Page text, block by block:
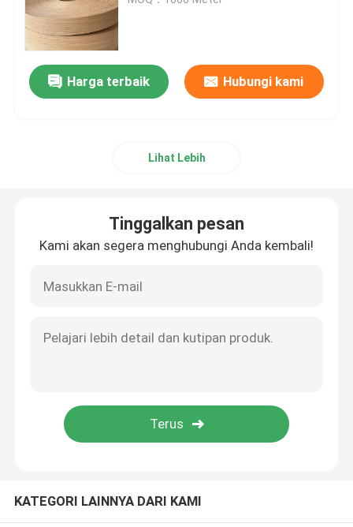
Veneer Kayu Alami
Veneer kayu yang direkayasa
Banding Tepi Kayu
Kayu Lapis Veneer Kayu Keras
Papan Kayu MDF
Papan Sambungan Jari Kayu Karet
Harga terbaik Hubungi kami
Lihat Lebih
Tinggalkan pesan
Kami akan segera menghubungi Anda kembali!
KATEGORI LAINNYA DARI KAMI